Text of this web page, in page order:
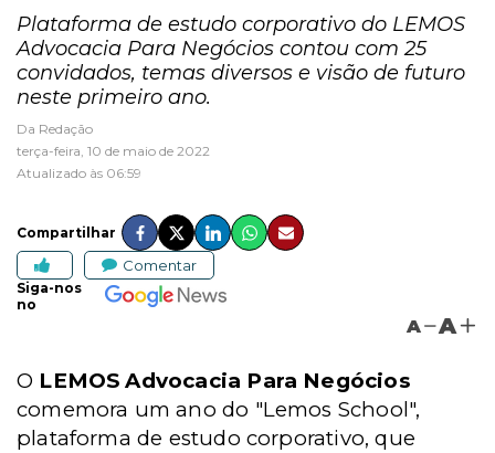
Plataforma de estudo corporativo do LEMOS
Advocacia Para Negócios contou com 25
convidados, temas diversos e visão de futuro
neste primeiro ano.
Da Redação
terça-feira, 10 de maio de 2022
Atualizado às 06:59
Compartilhar
Comentar
Siga-nos
no
A A
O LEMOS Advocacia Para Negócios
comemora um ano do "Lemos School",
plataforma de estudo corporativo, que